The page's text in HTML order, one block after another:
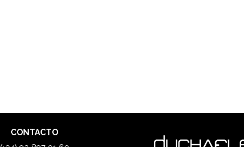
CONTACTO